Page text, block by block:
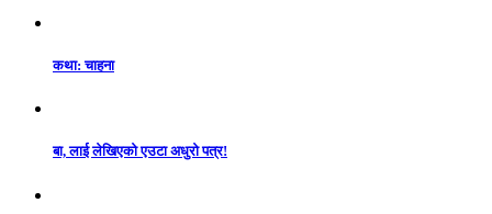
कथा: चाहना
बा, लाई लेखिएको एउटा अधुरो पत्र!